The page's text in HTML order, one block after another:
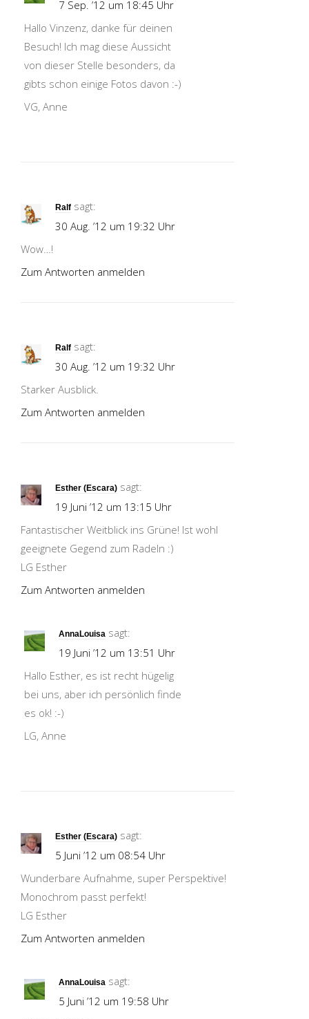
7 Sep. ’12 um 18:45 Uhr
Hallo Vinzenz, danke für deinen
Besuch! Ich mag diese Aussicht
von dieser Stelle besonders, da
gibts schon einige Fotos davon :-)
VG, Anne
Ralf sagt:
30 Aug. ’12 um 19:32 Uhr
Wow…!
Zum Antworten anmelden
Ralf sagt:
30 Aug. ’12 um 19:32 Uhr
Starker Ausblick.
Zum Antworten anmelden
Esther (Escara) sagt:
19 Juni ’12 um 13:15 Uhr
Fantastischer Weitblick ins Grüne! Ist wohl
geeignete Gegend zum Radeln :)
LG Esther
Zum Antworten anmelden
AnnaLouisa sagt:
19 Juni ’12 um 13:51 Uhr
Hallo Esther, es ist recht hügelig
bei uns, aber ich persönlich finde
es ok! :-)
LG, Anne
Esther (Escara) sagt:
5 Juni ’12 um 08:54 Uhr
Wunderbare Aufnahme, super Perspektive!
Monochrom passt perfekt!
LG Esther
Zum Antworten anmelden
AnnaLouisa sagt:
5 Juni ’12 um 19:58 Uhr